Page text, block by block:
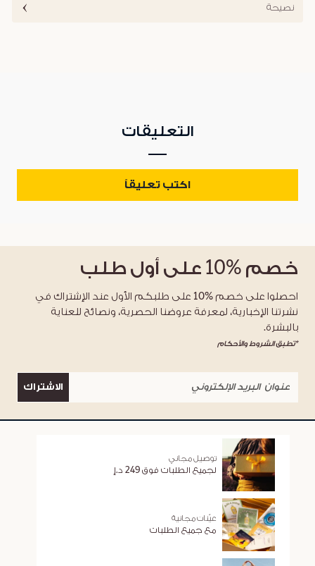
نصيحة
التعليقات
اكتب تعليقاً
خصم %10 على أول طلب
احصلوا على خصم %10 على طلبكم الأول عند الإشتراك في
نشرتنا الإخبارية، لمعرفة عروضنا الحصرية، ونصائح للعناية
بالبشرة.
*تطبق الشروط والأحكام
الاشتراك
توصيل مجاني
لجميع الطلبات فوق 249 د.إ
عيّنات مجانية
مع جميع الطلبات